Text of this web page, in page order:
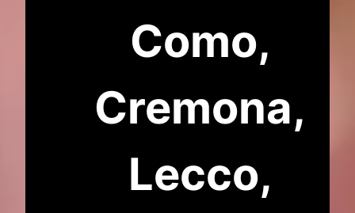
Como,
Cremona,
Lecco,